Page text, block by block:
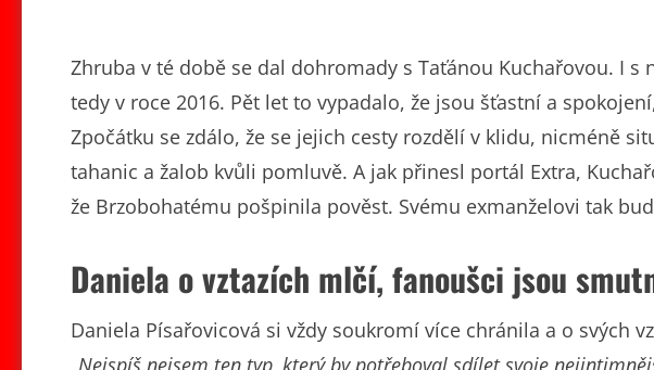
Zhruba v té době se dal dohromady s Taťánou Kuchařovou. I
tedy v roce 2016. Pět let to vypadalo, že jsou šťastní a
Zpočátku se zdálo, že se jejich cesty rozdělí v klidu, nicméně
tahanic a žalob kvůli pomluvě. A jak přinesl portál Extra,
že Brzobohatému pošpinila pověst. Svému exmanželovi tak
Daniela o vztazích mlčí, fanoušci jsou
Daniela Písařovicová si vždy soukromí více chránila a o svých
Nejspíš nejsem ten typ, který by potřeboval sdílet svoje